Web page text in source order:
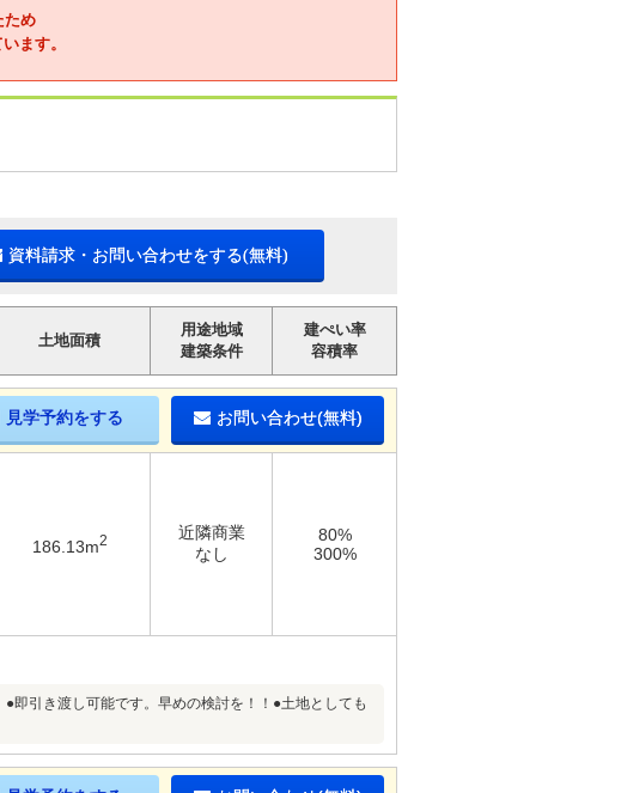
ため
ます。
資料請求・お問い合わせをする(無料)
土地面積
用途地域
建築条件
建ぺい率
容積率
見学予約をする お問い合わせ(無料)
186.13m2
近隣商業
なし
80%
300%
即引き渡し可能です。早めの検討を！！●土地としても